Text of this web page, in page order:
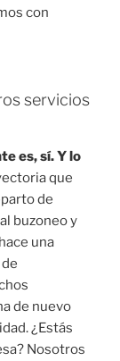
con
servicios
es, sí. Y lo
que
de
buzoneo y
una
de nuevo
¿Estás
Nosotros